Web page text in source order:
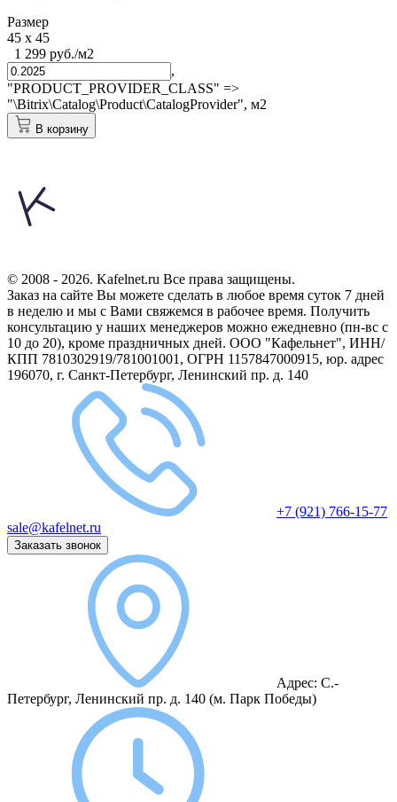
Размер
45 x 45
1 299 руб./м2
,
"PRODUCT_PROVIDER_CLASS" =>
"\Bitrix\Catalog\Product\CatalogProvider", м2
В корзину
© 2008 - 2026. Kafelnet.ru Все права защищены.
Заказ на сайте Вы можете сделать в любое время суток 7 дней
в неделю и мы с Вами свяжемся в рабочее время. Получить
консультацию у наших менеджеров можно ежедневно (пн-вс с
10 до 20), кроме праздничных дней. ООО "Кафельнет", ИНН/
КПП 7810302919/781001001, ОГРН 1157847000915, юр. адрес
196070, г. Санкт-Петербург, Ленинский пр. д. 140
+7 (921) 766-15-77
sale@kafelnet.ru
Заказать звонок
Адрес: С.-
Петербург, Ленинский пр. д. 140 (м. Парк Победы)